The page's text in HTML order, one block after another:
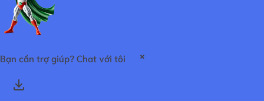
Bạn cần trợ giúp? Chat với tôi ×